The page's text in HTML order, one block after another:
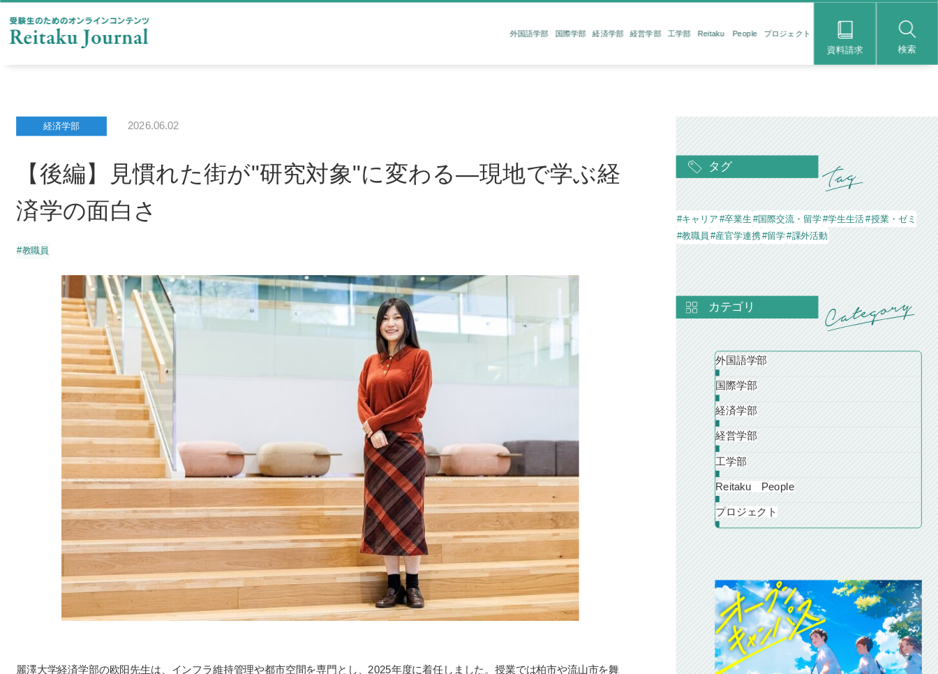
外国語学部 国際学部 経済学部 経営学部 工学部 Reitaku People プロジェクト
資料請求 検索
経済学部 2026.06.02
【後編】見慣れた街が"研究対象"に変わる―現地で学ぶ経
済学の面白さ
#教職員
麗澤大学経済学部の欧阳先生は、インフラ維持管理や都市空間を専門とし、2025年度に着任しました。授業では柏市や流山市を舞
タグ
#キャリア #卒業生 #国際交流・留学#学生生活#授業・ゼミ
#教職員 #産官学連携#留学#課外活動
カテゴリ
外国語学部
国際学部
経済学部
経営学部
工学部
Reitaku People
プロジェクト